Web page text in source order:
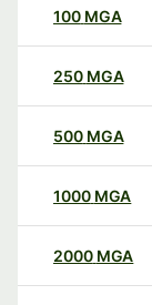
100 MGA
250 MGA
500 MGA
1000 MGA
2000 MGA